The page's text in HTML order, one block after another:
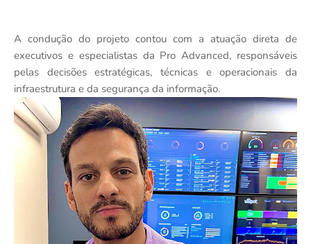
A condução do projeto contou com a atuação direta de
executivos e especialistas da Pro Advanced, responsáveis
pelas decisões estratégicas, técnicas e operacionais da
infraestrutura e da segurança da informação.